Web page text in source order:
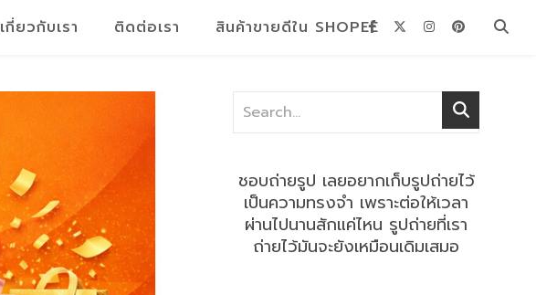
เกี่ยวกับเรา ติดต่อเรา สินค้าขายดีใน SHOPEE
ชอบถ่ายรูป เลยอยากเก็บรูปถ่ายไว้
เป็นความทรงจำ เพราะต่อให้เวลา
ผ่านไปนานสักแค่ไหน รูปถ่ายที่เรา
ถ่ายไว้มันจะยังเหมือนเดิมเสมอ